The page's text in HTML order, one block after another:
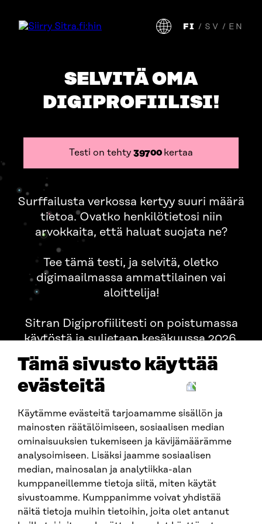
Tämä sivusto käyttää
evästeitä
Käytämme evästeitä tarjoamamme sisällön ja
mainosten räätälöimiseen, sosiaalisen median
ominaisuuksien tukemiseen ja kävijämäärämme
analysoimiseen. Lisäksi jaamme sosiaalisen
median, mainosalan ja analytiikka-alan
kumppaneillemme tietoja siitä, miten käytät
sivustoamme. Kumppanimme voivat yhdistää
näitä tietoja muihin tietoihin, joita olet antanut
Siirry
FI / SV / EN
SELVITÄ OMA
DIGIPROFIILISI!
Testi on tehty 41300 kertaa
Surffailusta verkossa kertyy suuri määrä
tietoa. Ovatko henkilötietosi niin
arvokkaita, että haluat suojata ne?
Tee tämä testi, ja selvitä, oletko
digimaailmassa ammattilainen vai
aloittelija!
Sitran Digiprofiilitesti on poistumassa
käytöstä ja suljetaan kesäkuussa 2026.
Testaamme kolmea asiaa: tietojasi, asenteitasi ja
kuvaavan digiprofiilin ja yksilöllisiä vinkkejä omien
tietojesi hallintaan.
Testin tekeminen vie n. 5 min.
ALOITA TESTI
Kumppanit: Kööpenhaminan IT-yliopisto ,Oulun yliopisto ,